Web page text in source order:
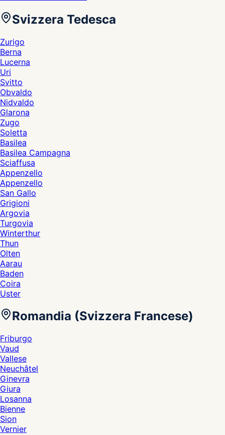
Svizzera Tedesca
Zurigo
Berna
Lucerna
Uri
Svitto
Obvaldo
Nidvaldo
Glarona
Zugo
Soletta
Basilea
Basilea Campagna
Sciaffusa
Appenzello
Appenzello
San Gallo
Grigioni
Argovia
Turgovia
Winterthur
Thun
Olten
Aarau
Baden
Coira
Uster
Romandia (Svizzera Francese)
Friburgo
Vaud
Vallese
Neuchâtel
Ginevra
Giura
Losanna
Bienne
Sion
Vernier